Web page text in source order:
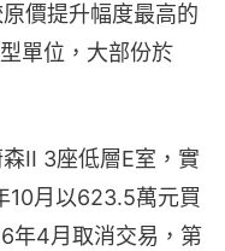
價提升幅度最高的
單位，大部份於
II 3座低層E室，實
月以623.5萬元買
年4月取消交易，第